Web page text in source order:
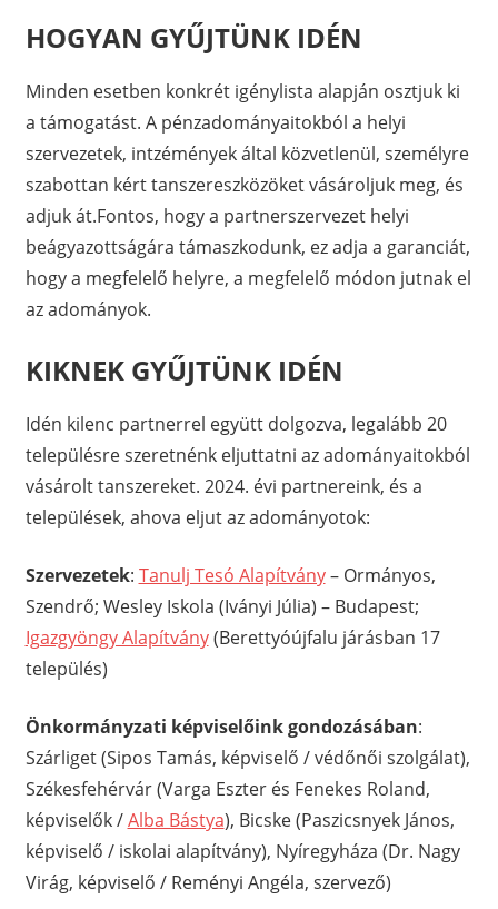
HOGYAN GYŰJTÜNK IDÉN
Minden esetben konkrét igénylista alapján osztjuk ki
a támogatást. A pénzadományaitokból a helyi
szervezetek, intzémények által közvetlenül, személyre
szabottan kért tanszereszközöket vásároljuk meg, és
adjuk át.Fontos, hogy a partnerszervezet helyi
beágyazottságára támaszkodunk, ez adja a garanciát,
hogy a megfelelő helyre, a megfelelő módon jutnak el
az adományok.
KIKNEK GYŰJTÜNK IDÉN
Idén kilenc partnerrel együtt dolgozva, legalább 20
településre szeretnénk eljuttatni az adományaitokból
vásárolt tanszereket. 2024. évi partnereink, és a
települések, ahova eljut az adományotok:
Szervezetek: Tanulj Tesó Alapítvány– Ormányos,
Szendrő; Wesley Iskola (Iványi Júlia) – Budapest;
Igazgyöngy Alapítvány(Berettyóújfalu járásban 17
település)
Önkormányzati képviselőink gondozásában:
Szárliget (Sipos Tamás, képviselő / védőnői szolgálat),
Székesfehérvár (Varga Eszter és Fenekes Roland,
képviselők /Alba Bástya), Bicske (Paszicsnyek János,
képviselő / iskolai alapítvány), Nyíregyháza (Dr. Nagy
Virág, képviselő / Reményi Angéla, szervező)